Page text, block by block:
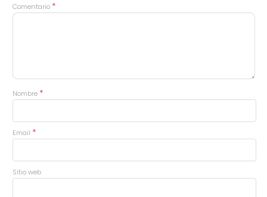
Comentario *
Nombre *
Email *
Sitio web